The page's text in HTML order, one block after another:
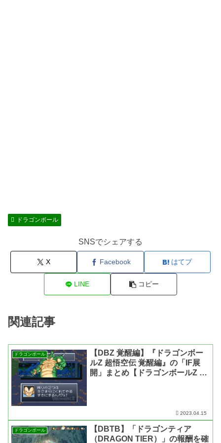
ドラゴンボール
SNSでシェアする
X Facebook はてブ
LINE コピー
関連記事
ドラゴンボール
【DBZ 覚醒編】『ドラゴンボー
ルZ 超悟空伝 覚醒編』の「IF展
開」まとめ【ドラゴンボールZ 超
2023.04.15
ドラゴンボール
【DBTB】「ドラゴンティア
（DRAGON TIER）」の報酬を確